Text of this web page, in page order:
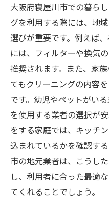
は
エアコン内部の
キッチン周り
バスルームの隠
窓ガラスとサッ
玄関周りの見落
家具の裏や隙間
プロの手で行うハウ
作業内容
キッチンの油汚
バスルームのカ
大阪府寝屋川市での暮ら
グを利用する際には、地
選びが重要です。例えば
には、フィルターや換気
推奨されます。また、家
てもクリーニングの内容
です。幼児やペットがい
を使用する業者の選択が
をする家庭では、キッチ
込まれているかを確認す
市の地元業者は、こうし
し、利用者に合った最適
てくれることでしょう。